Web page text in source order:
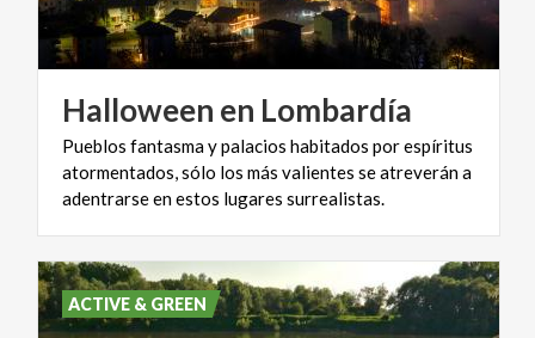
Halloween en Lombardía
Pueblos fantasma y palacios habitados por espíritus
atormentados, sólo los más valientes se atreverán a
adentrarse en estos lugares surrealistas.
ACTIVE & GREEN